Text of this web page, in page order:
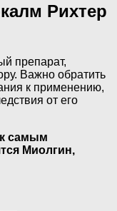
Рихтер
препарат,
Важно обратить
к применению,
от его
к самым
Миолгин,